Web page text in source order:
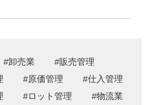
い合わせ
イバシーポリシー
卸売業
販売管理
原価管理
仕入管理
ロット管理
物流業